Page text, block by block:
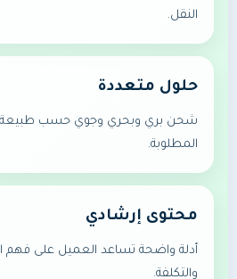
النقل.
حلول متعددة
شحن بري وبحري وجوي حسب طبيعة
المطلوبة.
محتوى إرشادي
أدلة واضحة تساعد العميل على فهم
والتكلفة.